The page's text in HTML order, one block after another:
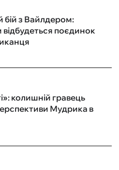
бій з Вайлдером:
відбудеться поєдинок
колишній гравець
Мудрика в